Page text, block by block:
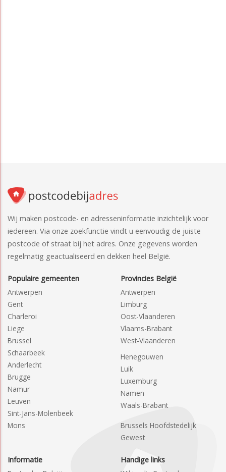
Wij maken postcode- en adresseninformatie inzichtelijk voor
iedereen. Via onze zoekfunctie vindt u eenvoudig de juiste
postcode of straat bij het adres. Onze gegevens worden
regelmatig geactualiseerd en dekken heel België.
Populaire gemeenten
Antwerpen
Gent
Charleroi
Liege
Brussel
Schaarbeek
Anderlecht
Brugge
Namur
Leuven
Sint-Jans-Molenbeek
Mons
Provincies België
Antwerpen
Limburg
Oost-Vlaanderen
Vlaams-Brabant
West-Vlaanderen
Henegouwen
Luik
Luxemburg
Namen
Waals-Brabant
Brussels Hoofdstedelijk
Gewest
Informatie
Handige links